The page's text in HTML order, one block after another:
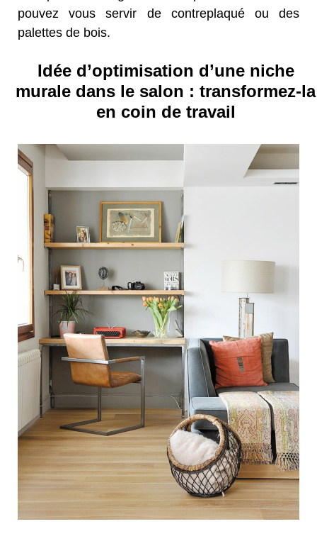
pouvez vous servir de contreplaqué ou des
palettes de bois.
Idée d’optimisation d’une niche
murale dans le salon : transformez-la
en coin de travail